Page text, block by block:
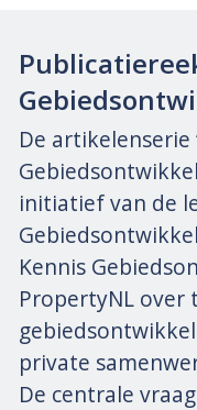
De artikelenserie
initiatief van de
Kennis
PropertyNL over
private
De centrale